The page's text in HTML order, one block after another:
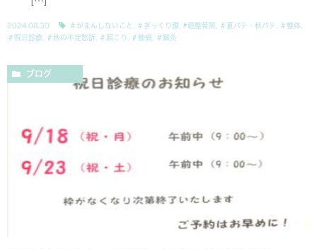
2024.08.30 ＃がまんしないこと ＃ぎっくり腰 #堀整骨院 ＃夏バテ・秋バテ ＃整体
＃祝日診療
＃秋の不定愁訴 ＃肩こり ＃膝痛 ＃鍼灸
ブログ